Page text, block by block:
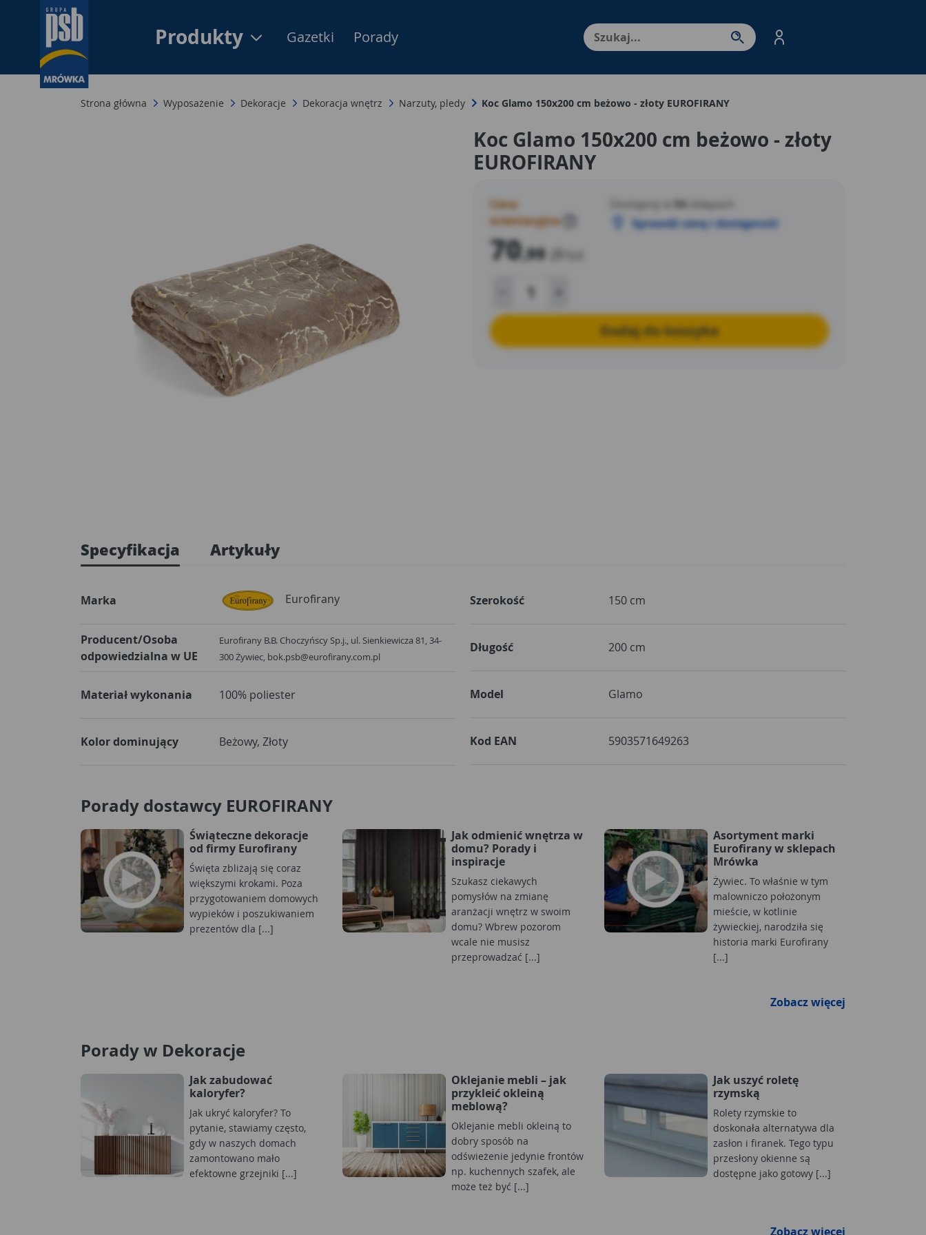
Produkty Menu Produktów, nawigacja: Enter - przejdź do strony produktów. Spacja – otwórz/
Gazetki Porady
Strona główna Wyposażenie Dekoracje Dekoracja wnętrz Narzuty, pledy Koc Glamo 150x200 cm beżowo - złoty EUROFIRANY
Koc Glamo 150x200 cm beżowo - złoty
EUROFIRANY
Cena
orientacyjna
70,99 zł /Szt
Dostępny w 54 sklepach
Sprawdź cenę i dostępność
Dodaj do koszyka
Specyfikacja Artykuły
Marka Eurofirany
Producent/Osoba
odpowiedzialna w UE
Eurofirany B.B. Choczyńscy Sp.j., ul. Sienkiewicza 81, 34-
300 Żywiec, bok.psb@eurofirany.com.pl
Materiał wykonania 100% poliester
Kolor dominujący Beżowy, Złoty
Szerokość 150 cm
Długość 200 cm
Model Glamo
Kod EAN 5903571649263
Porady dostawcy EUROFIRANY
Świąteczne dekoracje
od firmy Eurofirany
Święta zbliżają się coraz
większymi krokami. Poza
przygotowaniem domowych
wypieków i poszukiwaniem
prezentów dla [...]
Jak odmienić wnętrza w
domu? Porady i
inspiracje
Szukasz ciekawych
pomysłów na zmianę
aranżacji wnętrz w swoim
domu? Wbrew pozorom
wcale nie musisz
przeprowadzać [...]
Asortyment marki
Eurofirany w sklepach
Mrówka
Żywiec. To właśnie w tym
malowniczo położonym
mieście, w kotlinie
żywieckiej, narodziła się
historia marki Eurofirany
[...]
Zobacz więcej
Porady w Dekoracje
Jak zabudować
kaloryfer?
Jak ukryć kaloryfer? To
pytanie, stawiamy często,
gdy w naszych domach
zamontowano mało
efektowne grzejniki [...]
Oklejanie mebli – jak
przykleić okleiną
meblową?
Oklejanie mebli okleiną to
dobry sposób na
odświeżenie jedynie frontów
np. kuchennych szafek, ale
może też być [...]
Jak uszyć roletę
rzymską
Rolety rzymskie to
doskonała alternatywa dla
zasłon i firanek. Tego typu
przesłony okienne są
dostępne jako gotowy [...]
Zobacz więcej